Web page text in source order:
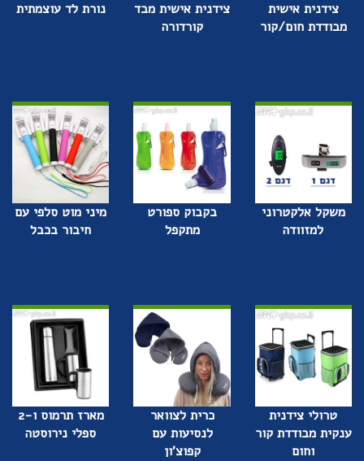
צידנית אישית
מבודדת חום/קור
צידנית אישית מבד
קורדורה
נורת לד עוצמתית
משקל אלקטרוני
למזוודה
בקבוק ספורט
מתקפל
מיני מוט סלפי עם
חיבור בכבל
טרולי צידנית
ענקית מבודדת קור
וחום
כרית לצוואר
לנסיעות עם
קפוצ'ון
מארז תרמוס ו-2
ספלי נירוסטה